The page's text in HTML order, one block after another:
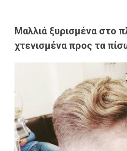
Μαλλιά ξυρισμένα στο
χτενισμένα προς τα